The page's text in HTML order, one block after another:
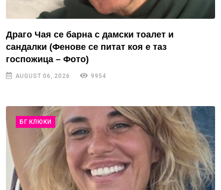
Драго Чая се барна с дамски тоалет и
сандалки (Фенове се питат коя е таз
госпожица – Фото)
AUGUST 06, 2026 9954
БГ КЛЮКИ